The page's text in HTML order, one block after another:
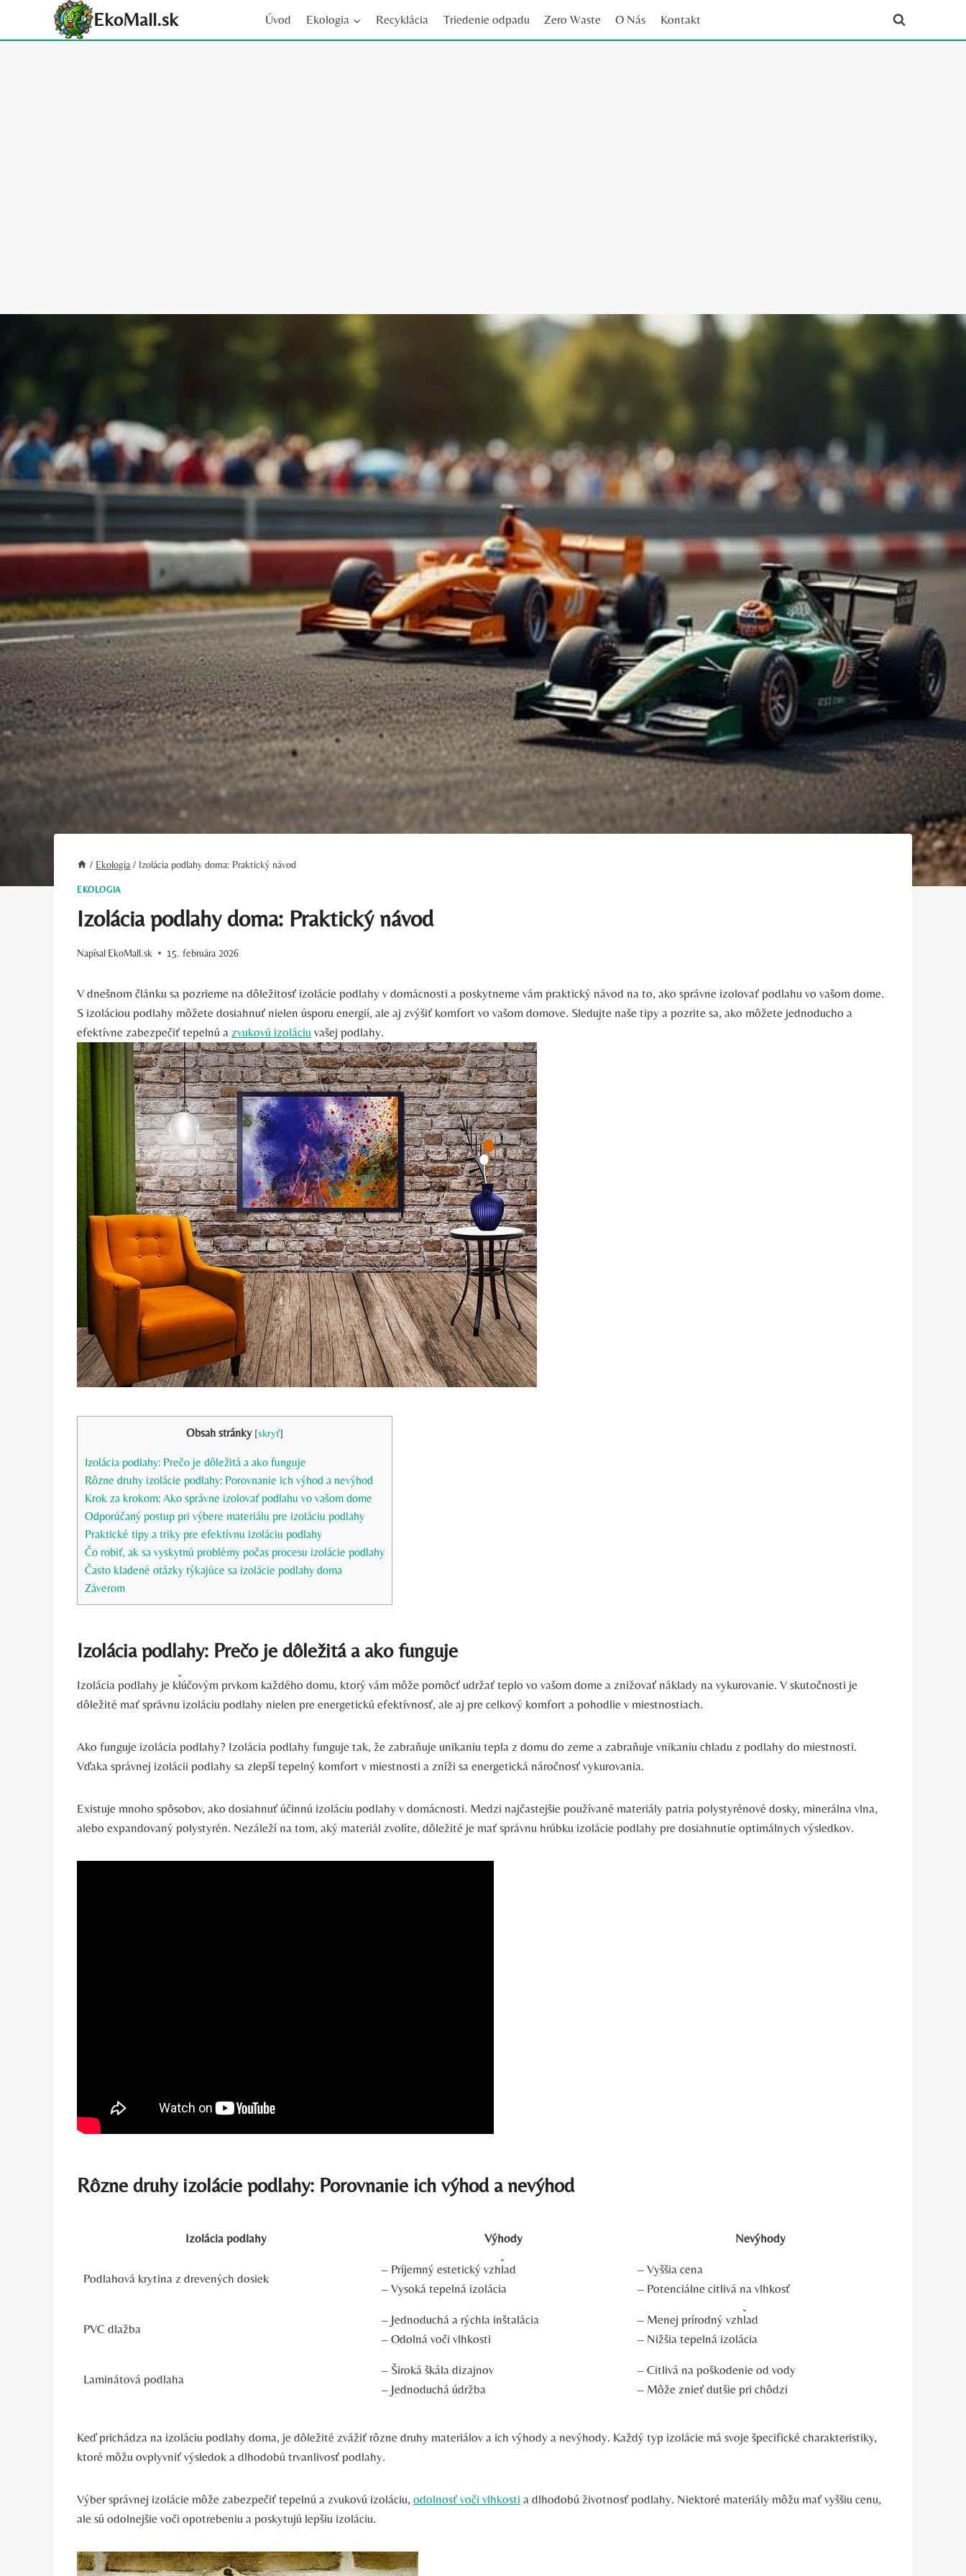
EkoMall.sk Úvod Ekologia Recyklácia Triedenie odpadu Zero Waste O Nás Kontakt
/ Ekologia / Izolácia podlahy doma: Praktický návod
EKOLOGIA
Izolácia podlahy doma: Praktický návod
Napísal EkoMall.sk 15. februára 2026
V dnešnom článku sa pozrieme na dôležitosť izolácie podlahy v domácnosti a poskytneme vám praktický návod na to, ako správne izolovať podlahu vo vašom dome.
S izoláciou podlahy môžete dosiahnuť nielen úsporu energií, ale aj zvýšiť komfort vo vašom domove. Sledujte naše tipy a pozrite sa, ako môžete jednoducho a
efektívne zabezpečiť tepelnú a zvukovú izoláciu vašej podlahy.
Obsah stránky [skryť]
Izolácia podlahy: Prečo je dôležitá a ako funguje
Rôzne druhy izolácie podlahy: Porovnanie ich výhod a nevýhod
Krok za krokom: Ako správne izolovať podlahu vo vašom dome
Odporúčaný postup pri výbere materiálu pre izoláciu podlahy
Praktické tipy a triky pre efektívnu izoláciu podlahy
Čo robiť, ak sa vyskytnú problémy počas procesu izolácie podlahy
Často kladené otázky týkajúce sa izolácie podlahy doma
Záverom
Izolácia podlahy: Prečo je dôležitá a ako funguje
Izolácia podlahy je kľúčovým prvkom každého domu, ktorý vám môže pomôcť udržať teplo vo vašom dome a znižovať náklady na vykurovanie. V skutočnosti je
dôležité mať správnu izoláciu podlahy nielen pre energetickú efektívnosť, ale aj pre celkový komfort a pohodlie v miestnostiach.
Ako funguje izolácia podlahy? Izolácia podlahy funguje tak, že zabraňuje unikaniu tepla z domu do zeme a zabraňuje vnikaniu chladu z podlahy do miestnosti.
Vďaka správnej izolácii podlahy sa zlepší tepelný komfort v miestnosti a zníži sa energetická náročnosť vykurovania.
Existuje mnoho spôsobov, ako dosiahnuť účinnú izoláciu podlahy v domácnosti. Medzi najčastejšie používané materiály patria polystyrénové dosky, minerálna vlna,
alebo expandovaný polystyrén. Nezáleží na tom, aký materiál zvolíte, dôležité je mať správnu hrúbku izolácie podlahy pre dosiahnutie optimálnych výsledkov.
Rôzne druhy izolácie podlahy: Porovnanie ich výhod a nevýhod
Izolácia podlahy Výhody Nevýhody
Podlahová krytina z drevených dosiek
– Príjemný estetický vzhľad
– Vysoká tepelná izolácia
– Vyššia cena
– Potenciálne citlivá na vlhkosť
PVC dlažba
– Jednoduchá a rýchla inštalácia
– Odolná voči vlhkosti
– Menej prírodný vzhľad
– Nižšia tepelná izolácia
Laminátová podlaha
– Široká škála dizajnov
– Jednoduchá údržba
– Citlivá na poškodenie od vody
– Môže znieť dutšie pri chôdzi
Keď prichádza na izoláciu podlahy doma, je dôležité zvážiť rôzne druhy materiálov a ich výhody a nevýhody. Každý typ izolácie má svoje špecifické charakteristiky,
ktoré môžu ovplyvniť výsledok a dlhodobú trvanlivosť podlahy.
Výber správnej izolácie môže zabezpečiť tepelnú a zvukovú izoláciu, odolnosť voči vlhkosti a dlhodobú životnosť podlahy. Niektoré materiály môžu mať vyššiu cenu,
ale sú odolnejšie voči opotrebeniu a poskytujú lepšiu izoláciu.